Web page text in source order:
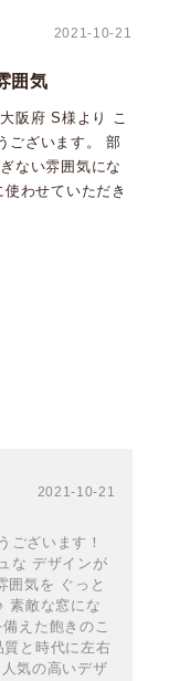
2021-10-21
囲気
阪府 S様より こ
ございます。 部
ない雰囲気にな
わせていただき
2021-10-21
ございます！
な デザインが
囲気を ぐっと
素敵な窓にな
えた飽きのこ
と時代に左右
気の高いデザ